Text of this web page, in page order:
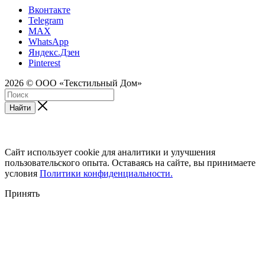
Вконтакте
Telegram
MAX
WhatsApp
Яндекс.Дзен
Pinterest
2026 © ООО «Текстильный Дом»
Найти
Сайт использует cookie для аналитики и улучшения
пользовательского опыта. Оставаясь на сайте, вы принимаете
условия Политики конфиденциальности.
Принять